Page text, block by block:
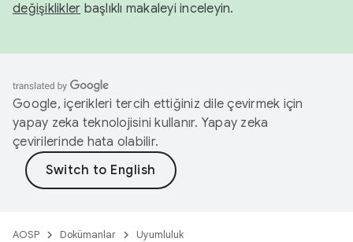
değişiklikler başlıklı makaleyi inceleyin.
Google, içerikleri tercih ettiğiniz dile çevirmek için
yapay zeka teknolojisini kullanır. Yapay zeka
çevirilerinde hata olabilir.
AOSP Dokümanlar Uyumluluk